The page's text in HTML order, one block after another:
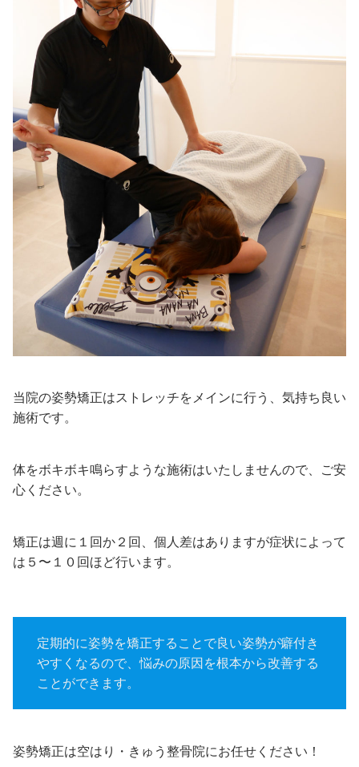
当院の姿勢矯正はストレッチをメインに行う、気持ち良い
施術です。
体をボキボキ鳴らすような施術はいたしませんので、ご安
心ください。
矯正は週に１回か２回、個人差はありますが症状によって
は５〜１０回ほど行います。
定期的に姿勢を矯正することで良い姿勢が癖付き
やすくなるので、悩みの原因を根本から改善する
ことができます。
姿勢矯正は空はり・きゅう整骨院にお任せください！